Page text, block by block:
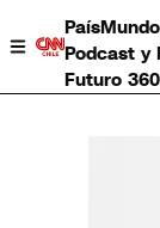
PaísMundo
Podcast y
Futuro 360